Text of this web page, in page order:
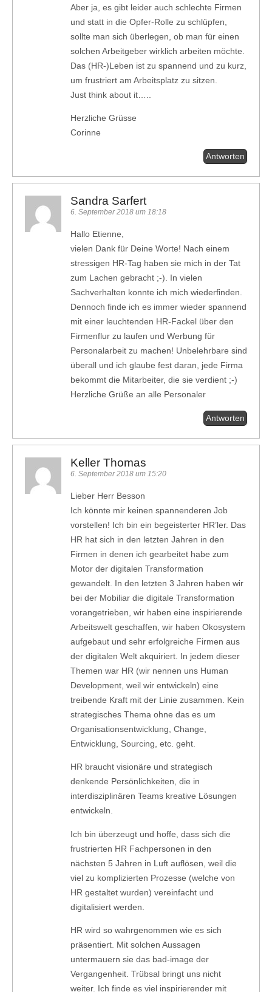
Aber ja, es gibt leider auch schlechte Firmen
und statt in die Opfer-Rolle zu schlüpfen,
sollte man sich überlegen, ob man für einen
solchen Arbeitgeber wirklich arbeiten möchte.
Das (HR-)Leben ist zu spannend und zu kurz,
um frustriert am Arbeitsplatz zu sitzen.
Just think about it…..
Herzliche Grüsse
Corinne
Antworten
Sandra Sarfert
6. September 2018 um 18:18
Hallo Etienne,
vielen Dank für Deine Worte! Nach einem
stressigen HR-Tag haben sie mich in der Tat
zum Lachen gebracht ;-). In vielen
Sachverhalten konnte ich mich wiederfinden.
Dennoch finde ich es immer wieder spannend
mit einer leuchtenden HR-Fackel über den
Firmenflur zu laufen und Werbung für
Personalarbeit zu machen! Unbelehrbare sind
überall und ich glaube fest daran, jede Firma
bekommt die Mitarbeiter, die sie verdient ;-)
Herzliche Grüße an alle Personaler
Antworten
Keller Thomas
6. September 2018 um 15:20
Lieber Herr Besson
Ich könnte mir keinen spannenderen Job
vorstellen! Ich bin ein begeisterter HR’ler. Das
HR hat sich in den letzten Jahren in den
Firmen in denen ich gearbeitet habe zum
Motor der digitalen Transformation
gewandelt. In den letzten 3 Jahren haben wir
bei der Mobiliar die digitale Transformation
vorangetrieben, wir haben eine inspirierende
Arbeitswelt geschaffen, wir haben Okosystem
aufgebaut und sehr erfolgreiche Firmen aus
der digitalen Welt akquiriert. In jedem dieser
Themen war HR (wir nennen uns Human
Development, weil wir entwickeln) eine
treibende Kraft mit der Linie zusammen. Kein
strategisches Thema ohne das es um
Organisationsentwicklung, Change,
Entwicklung, Sourcing, etc. geht.
HR braucht visionäre und strategisch
denkende Persönlichkeiten, die in
interdisziplinären Teams kreative Lösungen
entwickeln.
Ich bin überzeugt und hoffe, dass sich die
frustrierten HR Fachpersonen in den
nächsten 5 Jahren in Luft auflösen, weil die
viel zu komplizierten Prozesse (welche von
HR gestaltet wurden) vereinfacht und
digitalisiert werden.
HR wird so wahrgenommen wie es sich
präsentiert. Mit solchen Aussagen
untermauern sie das bad-image der
Vergangenheit. Trübsal bringt uns nicht
weiter. Ich finde es viel inspirierender mit